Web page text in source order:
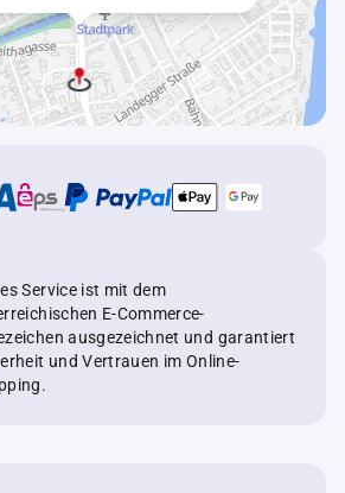
Service ist mit dem
E-Commerce-
ausgezeichnet und garantiert
und Vertrauen im Online-